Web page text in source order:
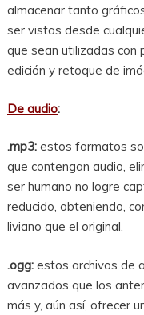
almacenar tanto
ser vistas desde
que sean utilizadas con
edición y retoque de
De audio:
.mp3: estos formatos
que contengan audio,
ser humano no logre
reducido, obteniendo,
liviano que el original.
.ogg: estos archivos de
avanzados que los
más y, aún así, ofrecer